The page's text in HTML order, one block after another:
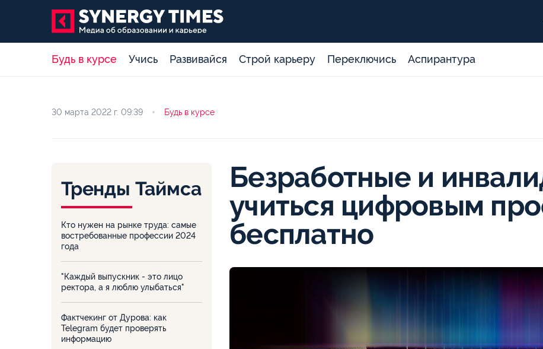
Будь в курсе Учись Развивайся Строй карьеру Переключись Аспирантура
30 марта 2022 г. 09:39 Будь в курсе
Тренды Таймса
Кто нужен на рынке труда: самые
востребованные профессии 2024
года
"Каждый выпускник - это лицо
ректора, а я люблю улыбаться"
Фактчекинг от Дурова: как
Telegram будет проверять
информацию
Безработные и
учиться цифровым
бесплатно